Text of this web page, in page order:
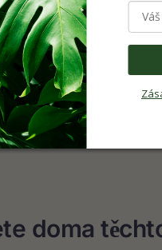
příčin a
bílé květy se stále
podmínky, které mu
doma